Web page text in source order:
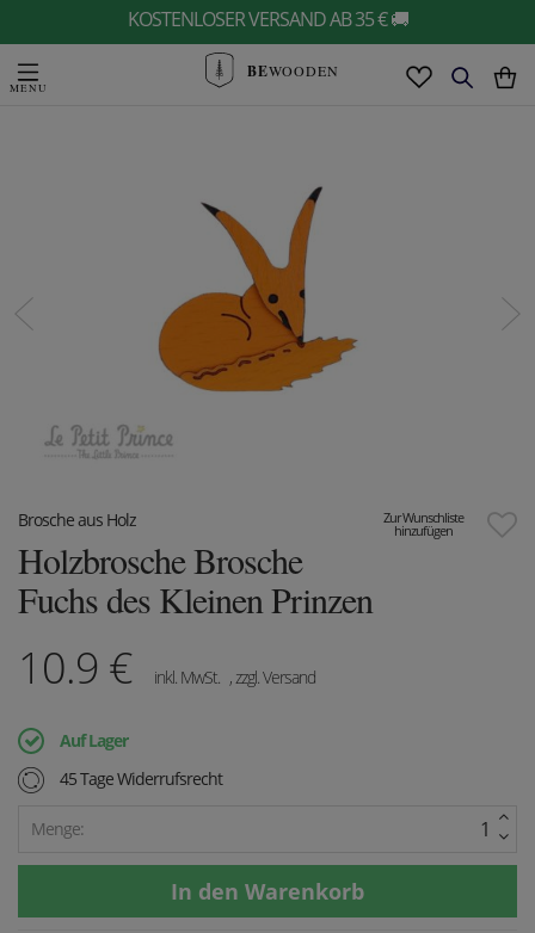
KOSTENLOSER VERSAND AB 35 € 🚚
BEWOODEN
Zur Wunschliste
hinzufügen
Brosche aus Holz
Holzbrosche Brosche
Fuchs des Kleinen Prinzen
10.9 € inkl. MwSt. , zzgl. Versand
Auf Lager
45 Tage Widerrufsrecht
Menge: